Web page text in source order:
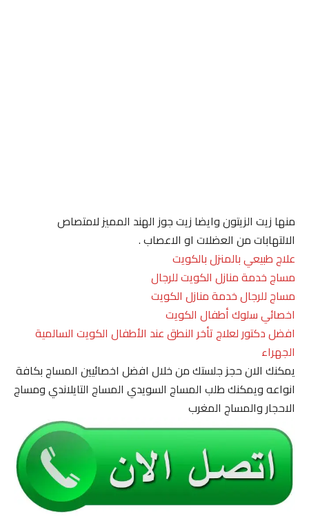
منها زيت الزيتون وايضا زيت جوز الهند المميز لامتصاص
الالتهابات من العضلات او الاعصاب .
علاج طبيعي بالمنزل بالكويت
مساج خدمة منازل الكويت للرجال
مساج للرجال خدمة منازل الكويت
اخصائي سلوك أطفال الكويت
افضل دكتور لعلاج تأخر النطق عند الأطفال الكويت السالمية
الجهراء
يمكنك الان حجز جلستك من خلال افضل اخصائيين المساج بكافة
انواعه ويمكنك طلب المساج السويدي المساج التايلاندي ومساج
الاحجار والمساج المغرب